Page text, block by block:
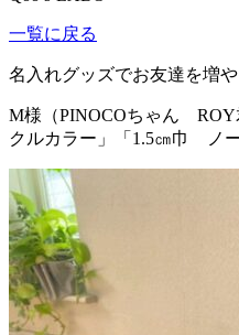
一覧に戻る
名入れグッズでお友達を増や
M様（PINOCOちゃん ROY
クルカラー」「1.5㎝巾 ノ